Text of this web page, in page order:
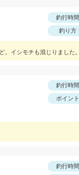
釣行時間
釣り方
。イシモチも混じりました。
釣行時間
ポイント
釣行時間